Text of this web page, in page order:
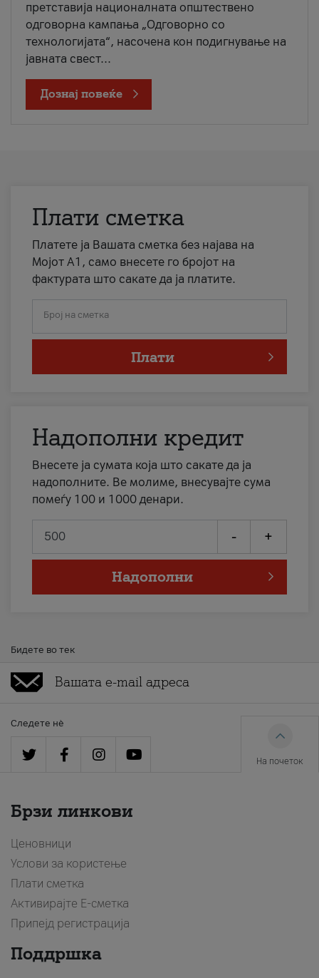
претставија националната општествено
одговорна кампања „Одговорно со
технологијата“, насочена кон подигнување на
јавната свест...
Дознај повеќе
Плати сметка
Платете ја Вашата сметка без најава на
Мојот А1, само внесете го бројот на
фактурата што сакате да ја платите.
Број на сметка
Плати
Надополни кредит
Внесете ја сумата која што сакате да ја
надополните. Ве молиме, внесувајте сума
помеѓу 100 и 1000 денари.
- +
Надополни
Бидете во тек
Следете нè
На почеток
Брзи линкови
Ценовници
Услови за користење
Плати сметка
Активирајте Е-сметка
Припејд регистрација
Поддршка